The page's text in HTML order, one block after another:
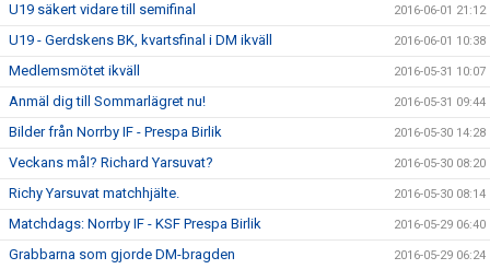
U19 säkert vidare till semifinal 2016-06-01 21:12
U19 - Gerdskens BK, kvartsfinal i DM ikväll 2016-06-01 10:38
Medlemsmötet ikväll 2016-05-31 10:07
Anmäl dig till Sommarlägret nu! 2016-05-31 09:44
Bilder från Norrby IF - Prespa Birlik 2016-05-30 14:28
Veckans mål? Richard Yarsuvat? 2016-05-30 08:20
Richy Yarsuvat matchhjälte. 2016-05-30 08:14
Matchdags: Norrby IF - KSF Prespa Birlik 2016-05-29 06:40
Grabbarna som gjorde DM-bragden 2016-05-29 06:24